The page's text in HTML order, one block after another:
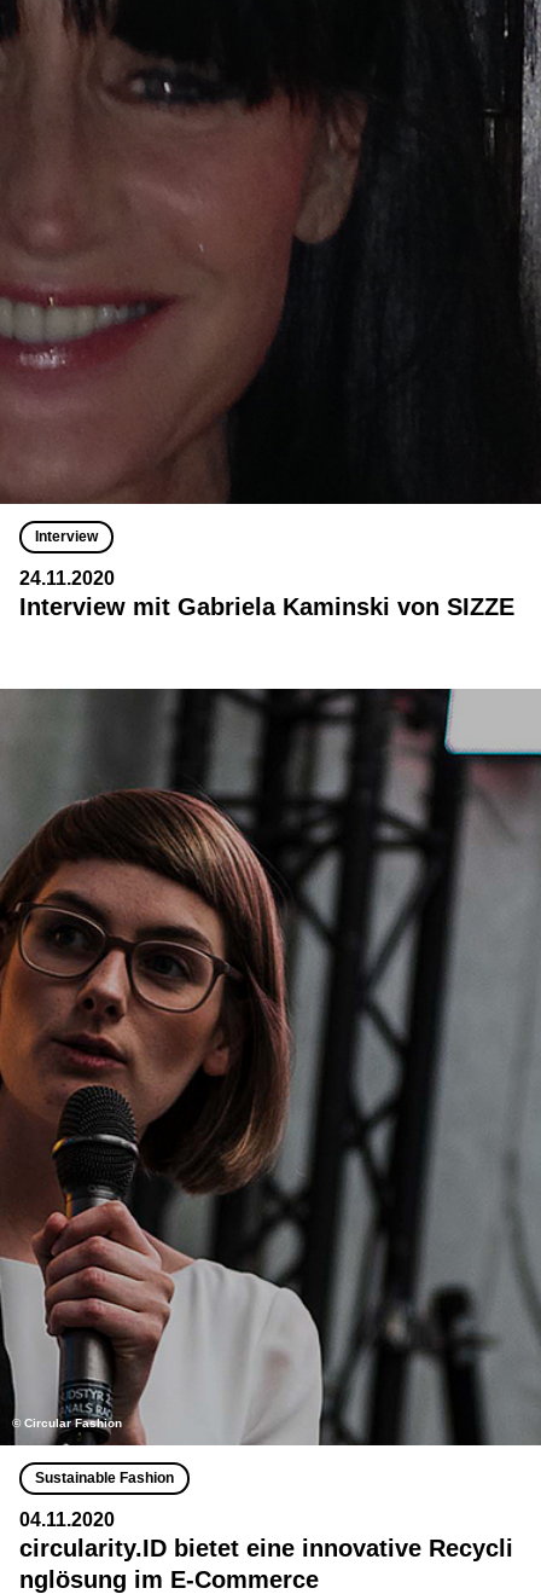
Interview
24.11.2020
Interview mit Gabriela Kaminski von SIZZE
© Circular Fashion
Sustainable Fashion
04.11.2020
circularity.ID bietet eine innovative Recycli
nglösung im E-Commerce